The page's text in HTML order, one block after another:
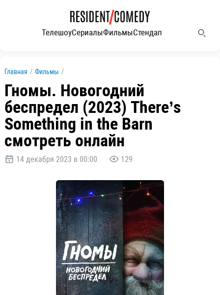
ТелешоуСериалыФильмыСтендап
Главная / Фильмы /
Гномы. Новогодний
беспредел (2023) There’s
Something in the Barn
смотреть онлайн
14 декабря 2023 в 00:00 129